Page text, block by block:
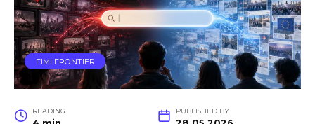
FIMI FRONTIER
READING PUBLISHED BY